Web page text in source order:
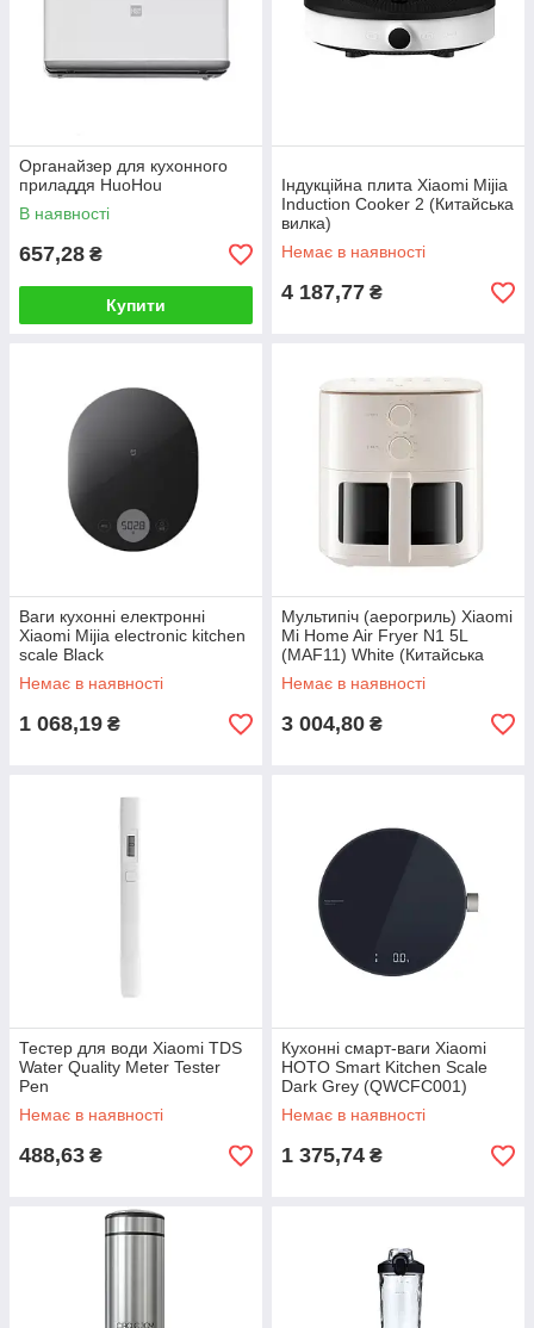
Органайзер для кухонного
приладдя HuoHou
В наявності
657,28 ₴
Купити
Індукційна плита Xiaomi Mijia
Induction Cooker 2 (Китайська
вилка)
Немає в наявності
4 187,77 ₴
Ваги кухонні електронні
Xiaomi Mijia electronic kitchen
scale Black
Немає в наявності
1 068,19 ₴
Мультипіч (аерогриль) Xiaomi
Mi Home Air Fryer N1 5L
(MAF11) White (Китайська
вилка)
Немає в наявності
3 004,80 ₴
Тестер для води Xiaomi TDS
Water Quality Meter Tester
Pen
Немає в наявності
488,63 ₴
Кухонні смарт-ваги Xiaomi
HOTO Smart Kitchen Scale
Dark Grey (QWCFC001)
Немає в наявності
1 375,74 ₴